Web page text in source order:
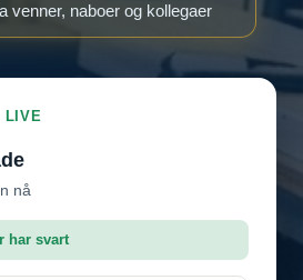
venner, naboer og kollegaer
LIVE
nå
har svart